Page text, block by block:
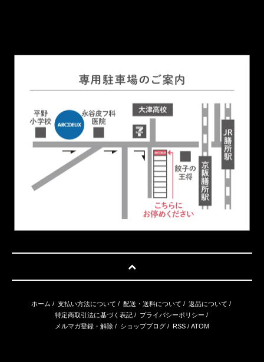
ホーム / 支払い方法について / 配送・送料について / 返品について /
特定商取引法に基づく表記/ プライバシーポリシー /
メルマガ登録・解除 / ショップブログ / RSS / ATOM